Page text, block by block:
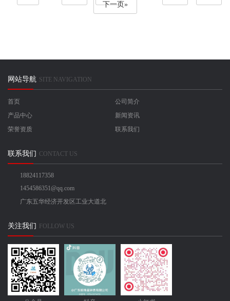
下一页»
网站导航 SITE NAVIGATION
首页
公司简介
产品中心
新闻资讯
荣誉资质
联系我们
联系我们 CONTACT US
18824117358
1454586351@qq.com
广东五华经济开发区工业大道北
关注我们 FOLLOW US